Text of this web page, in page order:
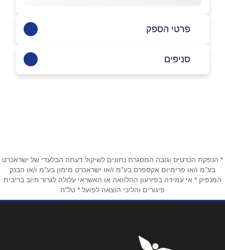
פרטי הספק
אימייל *
סניפים
* הנפקת הכרטיס וגובה המסגרת נתונים לשיקול דעתה הבלעדי של ישראכרט
בע"מ ו/או פרימיום אקספרס בע"מ ו/או ישראכרט מימון בע"מ ו/או הבנק
המנפיק * אי עמידה בפירעון ההלוואה או האשראי עלולה לגרור חיוב בריבית
פיגורים והליכי הוצאה לפועל * טל"ח